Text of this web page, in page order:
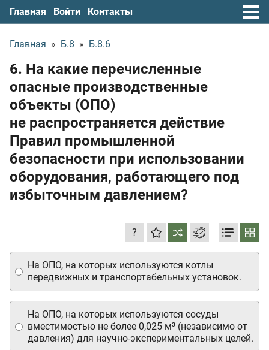
Главная Войти Контакты
Главная » Б.8 » Б.8.6
6. На какие перечисленные
опасные производственные
объекты (ОПО)
не распространяется действие
Правил промышленной
безопасности при использовании
оборудования, работающего под
избыточным давлением?
?
На ОПО, на которых используются сосуды
вместимостью не более 0,025 м³ (независимо от
давления) для научно-экспериментальных целей.
На ОПО, на которых используются котлы
передвижных и транспортабельных установок.